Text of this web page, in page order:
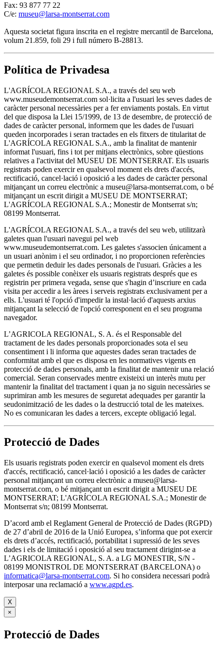
Fax: 93 877 77 22
C/e: museu@larsa-montserrat.com
Aquesta societat figura inscrita en el registre mercantil de Barcelona,
volum 21.859, foli 29 i full número B-28813.
Política de Privadesa
L'AGRÍCOLA REGIONAL S.A., a través del seu web
www.museudemontserrat.com sol·licita a l'usuari les seves dades de
caràcter personal necessàries per a fer enviaments postals. En virtut
del que disposa la Llei 15/1999, de 13 de desembre, de protecció de
dades de caràcter personal, informem que les dades de l'usuari
queden incorporades i seran tractades en els fitxers de titularitat de
L'AGRÍCOLA REGIONAL S.A., amb la finalitat de mantenir
informat l'usuari, fins i tot per mitjans electrònics, sobre qüestions
relatives a l'activitat del MUSEU DE MONTSERRAT. Els usuaris
registrats poden exercir en qualsevol moment els drets d'accés,
rectificació, cancel·lació i oposició a les dades de caràcter personal
mitjançant un correu electrònic a museu@larsa-montserrat.com, o bé
mitjançant un escrit dirigit a MUSEU DE MONTSERRAT;
L'AGRÍCOLA REGIONAL S.A.; Monestir de Montserrat s/n;
08199 Montserrat.
L'AGRÍCOLA REGIONAL S.A., a través del seu web, utilitzarà
galetes quan l'usuari navegui pel web
www.museudemontserrat.com. Les galetes s'associen únicament a
un usuari anònim i el seu ordinador, i no proporcionen referències
que permetin deduir les dades personals de l'usuari. Gràcies a les
galetes és possible conèixer els usuaris registrats després que es
registrin per primera vegada, sense que s'hagin d’inscriure en cada
visita per accedir a les àrees i serveis registrats exclusivament per a
ells. L'usuari té l'opció d'impedir la instal·lació d'aquests arxius
mitjançant la selecció de l'opció corresponent en el seu programa
navegador.
L’AGRICOLA REGIONAL, S. A. és el Responsable del
tractament de les dades personals proporcionades sota el seu
consentiment i li informa que aquestes dades seran tractades de
conformitat amb el que es disposa en les normatives vigents en
protecció de dades personals, amb la finalitat de mantenir una relació
comercial. Seran conservades mentre existeixi un interès mutu per
mantenir la finalitat del tractament i quan ja no siguin necessàries se
suprimiran amb les mesures de seguretat adequades per garantir la
seudonimització de les dades o la destrucció total de les mateixes.
No es comunicaran les dades a tercers, excepte obligació legal.
Protecció de Dades
Els usuaris registrats poden exercir en qualsevol moment els drets
d'accés, rectificació, cancel·lació i oposició a les dades de caràcter
personal mitjançant un correu electrònic a museu@larsa-
montserrat.com, o bé mitjançant un escrit dirigit a MUSEU DE
MONTSERRAT; L'AGRÍCOLA REGIONAL S.A.; Monestir de
Montserrat s/n; 08199 Montserrat.
D’acord amb el Reglament General de Protecció de Dades (RGPD)
de 27 d’abril de 2016 de la Unió Europea, s’informa que pot exercir
els drets d’accés, rectificació, portabilitat i supressió de les seves
dades i els de limitació i oposició al seu tractament dirigint-se a
L’AGRICOLA REGIONAL, S. A. a LG MONESTIR, S/N -
08199 MONISTROL DE MONTSERRAT (BARCELONA) o
informatica@larsa-montserrat.com. Si ho considera necessari podrà
interposar una reclamació a www.agpd.es.
X
×
Protecció de Dades